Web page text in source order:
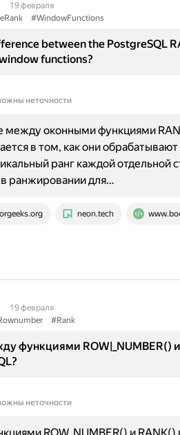
19 февраля
#WindowFunctions
between the PostgreSQL
functions?
неточности
neon.tech
между оконными функциями
в том, как они
ранг каждой отдельной
в ранжировании для…
19 февраля
#Rank
функциями ROW|_NUMBER() и
неточности